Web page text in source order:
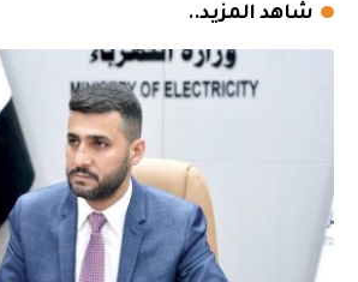
شاهد المزيد..